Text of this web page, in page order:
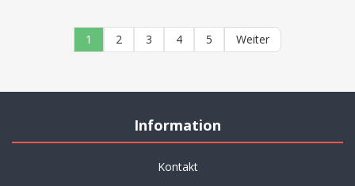
1 2 3 4 5 Weiter
Information
Kontakt